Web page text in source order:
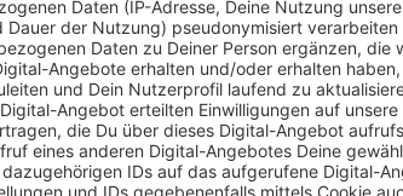
Von einem Sprecher von fiftyfifty heißt es
Ticket fahren würden. Weiter sagt er, dass die
Gefängnisstrafen produziere, weil die
könnten. Die Rheinbahn verweist darauf, dass